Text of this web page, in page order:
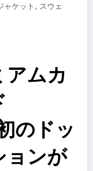
ャケット , スウェ
アムカ
のドッ
ョンが